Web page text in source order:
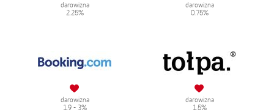
darowizna
2.25%
darowizna
0.75%
darowizna
1.9 - 3%
darowizna
1.5%